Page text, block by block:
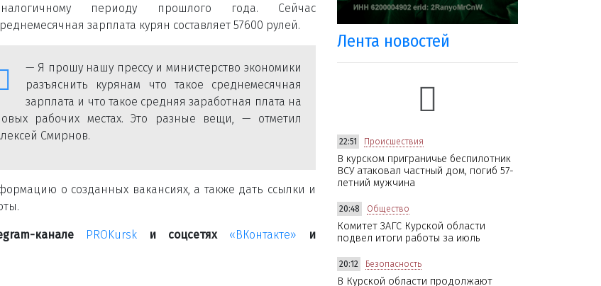
периоду прошлого года. Сейчас
зарплата курян составляет 57600 рулей.
— Я прошу нашу прессу и министерство экономики
разъяснить курянам что такое среднемесячная
зарплата и что такое средняя заработная плата на
рабочих местах. Это разные вещи, — отметил
Смирнов.
о созданных вакансиях, а также дать ссылки и
канале PROKurskи соцсетях «ВКонтакте» и
Лента новостей
22:51 Происшествия
В курском приграничье беспилотник
ВСУ атаковал частный дом, погиб 57-
летний мужчина
20:48 Общество
Комитет ЗАГС Курской области
подвел итоги работы за июль
20:12 Безопасность
В Курской области продолжают